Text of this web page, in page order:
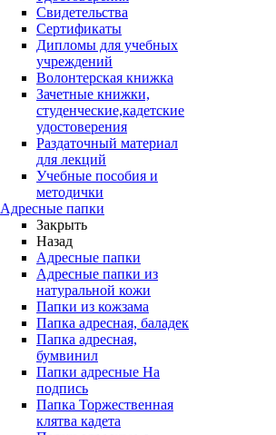
Свидетельства
Сертификаты
Дипломы для учебных
учреждений
Волонтерская книжка
Зачетные книжки,
студенческие,кадетские
удостоверения
Раздаточный материал
для лекций
Учебные пособия и
методички
Адресные папки
Закрыть
Назад
Адресные папки
Адресные папки из
натуральной кожи
Папки из кожзама
Папка адресная, баладек
Папка адресная,
бумвинил
Папки адресные На
подпись
Папка Торжественная
клятва кадета